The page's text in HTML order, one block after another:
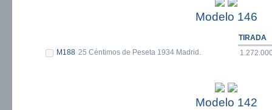
Modelo 146
TIRADA
M188 25 Céntimos de Peseta 1934 Madrid.
Modelo 142